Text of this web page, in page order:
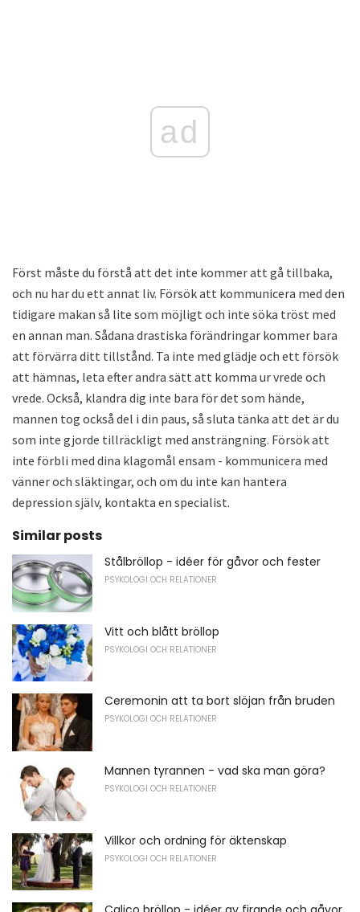
ad
Först måste du förstå att det inte kommer att gå tillbaka,
och nu har du ett annat liv. Försök att kommunicera med den
tidigare makan så lite som möjligt och inte söka tröst med
en annan man. Sådana drastiska förändringar kommer bara
att förvärra ditt tillstånd. Ta inte med glädje och ett försök
att hämnas, leta efter andra sätt att komma ur vrede och
vrede. Också, klandra dig inte bara för det som hände,
mannen tog också del i din paus, så sluta tänka att det är du
som inte gjorde tillräckligt med ansträngning. Försök att
inte förbli med dina klagomål ensam - kommunicera med
vänner och släktingar, och om du inte kan hantera
depression själv, kontakta en specialist.
Similar posts
Stålbröllop - idéer för gåvor och fester
PSYKOLOGI OCH RELATIONER
Vitt och blått bröllop
PSYKOLOGI OCH RELATIONER
Ceremonin att ta bort slöjan från bruden
PSYKOLOGI OCH RELATIONER
Mannen tyrannen - vad ska man göra?
PSYKOLOGI OCH RELATIONER
Villkor och ordning för äktenskap
PSYKOLOGI OCH RELATIONER